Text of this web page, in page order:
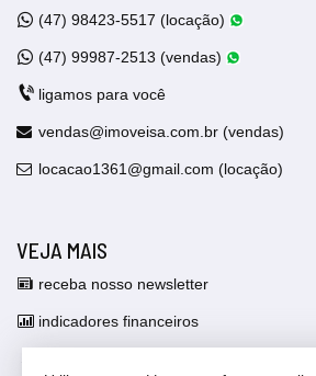
(47) 98423-5517 (locação)
(47) 99987-2513 (vendas)
ligamos para você
vendas@imoveisa.com.br (vendas)
locacao1361@gmail.com (locação)
VEJA MAIS
receba nosso newsletter
indicadores financeiros